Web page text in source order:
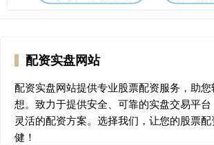
配资实盘网站
配资实盘网站提供专业股票配资服务，助
想。致力于提供安全、可靠的实盘交易平
灵活的配资方案。选择我们，让您的股票
健！